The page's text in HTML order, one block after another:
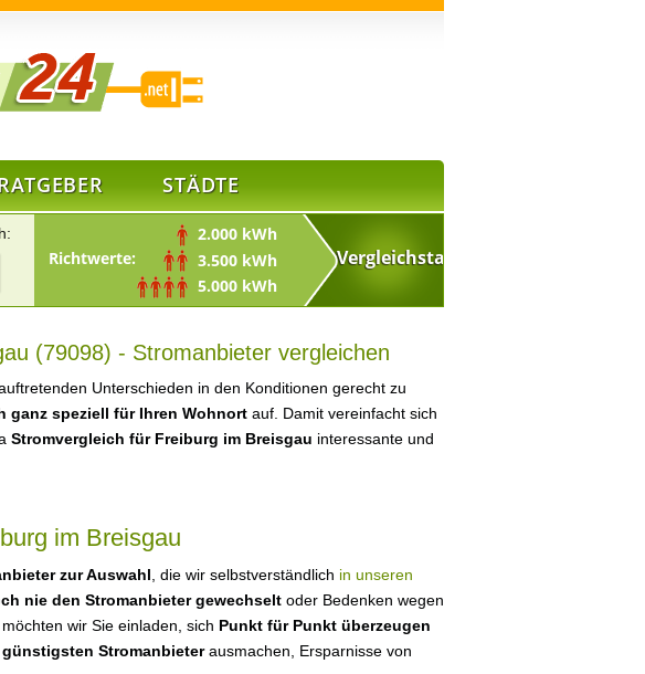
STÄDTE
Richtwerte:
2.000 kWh
3.500 kWh
5.000 kWh
(79098) - Stromanbieter vergleichen
Unterschieden in den Konditionen gerecht zu
ganz speziell für Ihren Wohnort auf. Damit vereinfacht sich
Stromvergleich für Freiburg im Breisgau interessante und
im Breisgau
zur Auswahl , die wir selbstverständlich in unseren
nie den Stromanbieter gewechselt oder Bedenken wegen
wir Sie einladen, sich Punkt für Punkt überzeugen
Stromanbieterausmachen, Ersparnisse von